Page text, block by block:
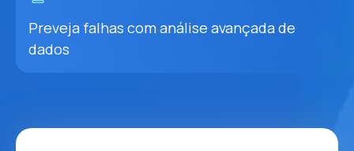
Preveja falhas com análise avançada de
dados